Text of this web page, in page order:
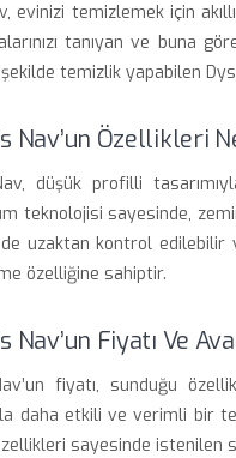
evinizi temizlemek için
tanıyan ve buna
temizlik yapabilen
Nav’un Özellikleri
düşük profilli
teknolojisi sayesinde,
uzaktan kontrol
özelliğine sahiptir.
Nav’un Fiyatı Ve
fiyatı, sunduğu
daha etkili ve verimli bir
sayesinde istenilen